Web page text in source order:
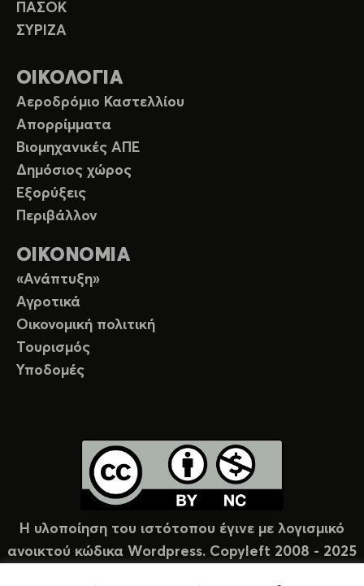
ΠΑΣΟΚ
ΣΥΡΙΖΑ
ΟΙΚΟΛΟΓΙΑ
Αεροδρόμιο Καστελλίου
Απορρίμματα
Βιομηχανικές ΑΠΕ
Δημόσιος χώρος
Εξορύξεις
Περιβάλλον
ΟΙΚΟΝΟΜΙΑ
«Ανάπτυξη»
Αγροτικά
Οικονομική πολιτική
Τουρισμός
Υποδομές
Η υλοποίηση του ιστότοπου έγινε με λογισμικό
ανοικτού κώδικα Wordpress. Copyleft 2008 - 2025